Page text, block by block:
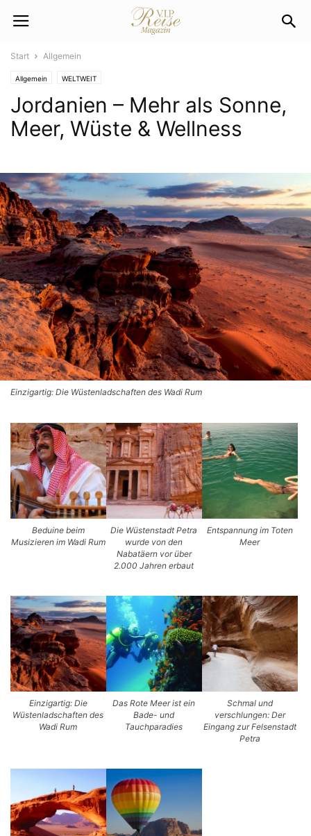
Start Allgemein
Allgemein WELTWEIT
Jordanien – Mehr als Sonne,
Meer, Wüste & Wellness
Einzigartig: Die Wüstenladschaften des Wadi Rum
Beduine beim
Musizieren im Wadi Rum
Die Wüstenstadt Petra
wurde von den
Nabatäern vor über
2.000 Jahren erbaut
Entspannung im Toten
Meer
Einzigartig: Die
Wüstenladschaften des
Wadi Rum
Das Rote Meer ist ein
Bade- und
Tauchparadies
Schmal und
verschlungen: Der
Eingang zur Felsenstadt
Petra